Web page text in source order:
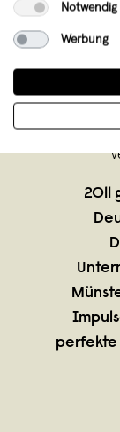
perfekte
Notwendig
Werbung